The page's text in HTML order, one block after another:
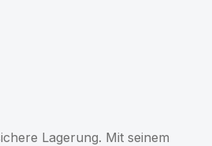
Lagerung. Mit seinem